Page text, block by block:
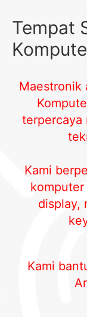
Tempat
Maestronik
terpercaya
Kami
display,
Kami